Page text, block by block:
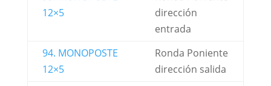
12×5
dirección
entrada
94. MONOPOSTE
12×5
Ronda Poniente
dirección salida